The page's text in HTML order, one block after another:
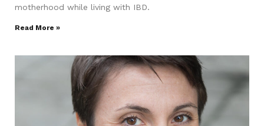
motherhood while living with IBD.
Read More »